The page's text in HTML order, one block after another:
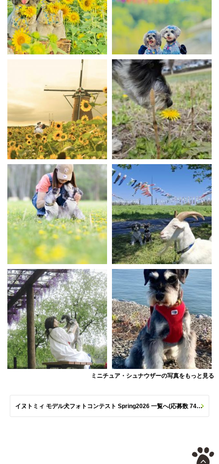
ミニチュア・シュナウザーの写真をもっと見る
イヌトミィ モデル犬フォトコンテスト Spring2026 一覧へ(応募数 747枚)